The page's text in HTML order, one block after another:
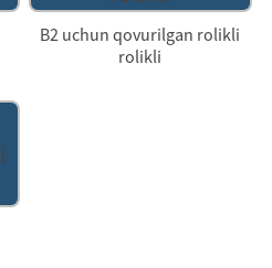
B2 uchun qovurilgan rolikli
rolikli